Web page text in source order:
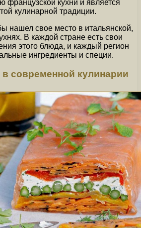
французской кухни и является
кулинарной традиции.
нашел свое место в итальянской,
В каждой стране есть свои
этого блюда, и каждый регион
ингредиенты и специи.
современной кулинарии